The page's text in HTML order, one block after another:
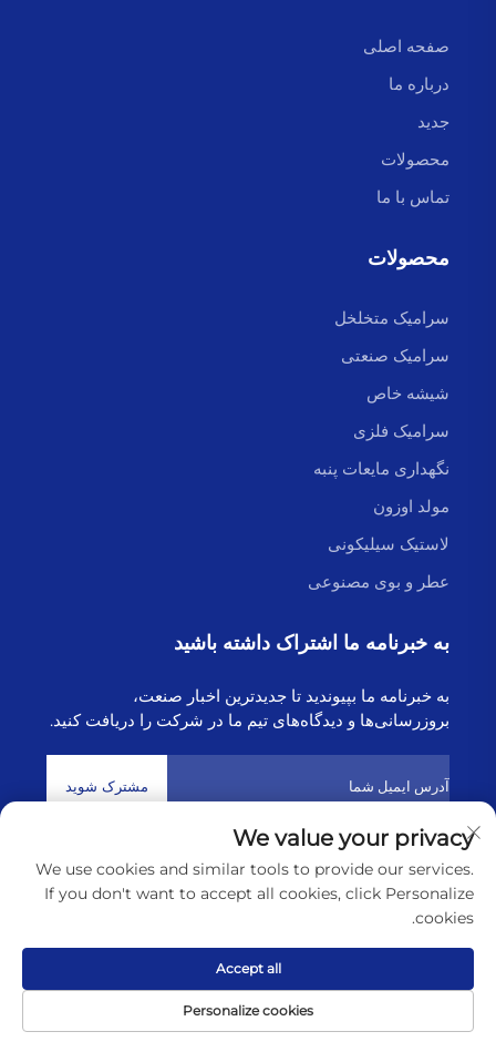
صفحه اصلی
درباره ما
جدید
محصولات
تماس با ما
محصولات
سرامیک متخلخل
سرامیک صنعتی
شیشه خاص
سرامیک فلزی
نگهداری مایعات پنبه
مولد اوزون
لاستیک سیلیکونی
عطر و بوی مصنوعی
به خبرنامه ما اشتراک داشته باشید
به خبرنامه ما بپیوندید تا جدیدترین اخبار صنعت،
بروزرسانی‌ها و دیدگاه‌های تیم ما در شرکت را دریافت کنید.
مشترک شوید
حق تکثیر © 2025 توسط شرکت فناوری هایبورن لیانیونگانگ
سیاست‌های
حریم خصوصی
صفحه اصلی محصول درباره تماس
We value your privacy
We use cookies and similar tools to provide our services.
If you don't want to accept all cookies, click Personalize
cookies.
Personalize cookies
Accept all